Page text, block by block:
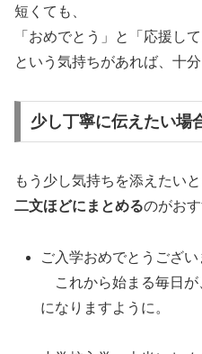
短くても、
「おめでとう」と「応援して
という気持ちがあれば、十分
少し丁寧に伝えたい場
もう少し気持ちを添えたいと
二文ほどにまとめるのがおす
ご入学おめでとうござい
これから始まる毎日が
になりますように。